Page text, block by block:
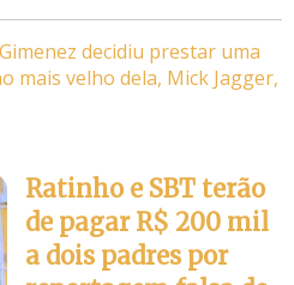
decidiu prestar uma
mais velho dela, Mick Jagger,
Ratinho e SBT terão
de pagar R$ 200 mil
a dois padres por